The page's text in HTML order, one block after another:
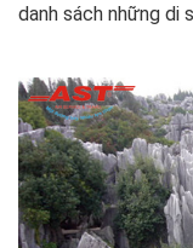
danh sách những di